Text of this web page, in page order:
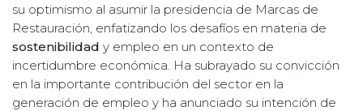
su optimismo al asumir la presidencia de Marcas de
Restauración, enfatizando los desafíos en materia de
sostenibilidad y empleo en un contexto de
incertidumbre económica. Ha subrayado su convicción
en la importante contribución del sector en la
generación de empleo y ha anunciado su intención de